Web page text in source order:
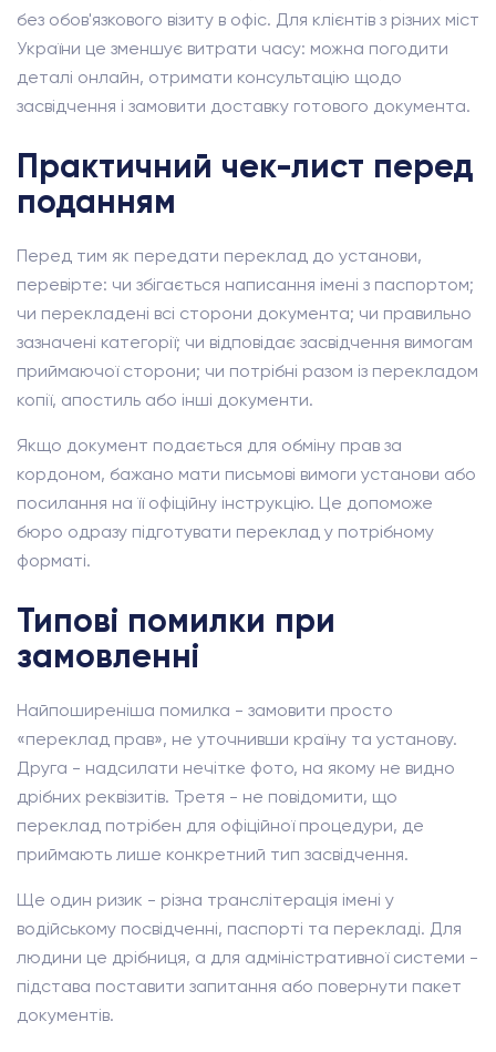
без обов'язкового візиту в офіс. Для клієнтів з різних міст
України це зменшує витрати часу: можна погодити
деталі онлайн, отримати консультацію щодо
засвідчення і замовити доставку готового документа.
Практичний чек-лист перед
поданням
Перед тим як передати переклад до установи,
перевірте: чи збігається написання імені з паспортом;
чи перекладені всі сторони документа; чи правильно
зазначені категорії; чи відповідає засвідчення вимогам
приймаючої сторони; чи потрібні разом із перекладом
копії, апостиль або інші документи.
Якщо документ подається для обміну прав за
кордоном, бажано мати письмові вимоги установи або
посилання на її офіційну інструкцію. Це допоможе
бюро одразу підготувати переклад у потрібному
форматі.
Типові помилки при
замовленні
Найпоширеніша помилка - замовити просто
«переклад прав», не уточнивши країну та установу.
Друга - надсилати нечітке фото, на якому не видно
дрібних реквізитів. Третя - не повідомити, що
переклад потрібен для офіційної процедури, де
приймають лише конкретний тип засвідчення.
Ще один ризик - різна транслітерація імені у
водійському посвідченні, паспорті та перекладі. Для
людини це дрібниця, а для адміністративної системи -
підстава поставити запитання або повернути пакет
документів.